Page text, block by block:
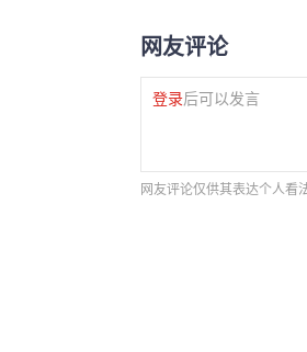
网友评论
登录后可以发言
网友评论仅供其表达个人看